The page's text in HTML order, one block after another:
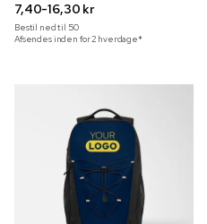
7,40-16,30 kr
Bestil ned til 50
Afsendes inden for 2 hverdage*